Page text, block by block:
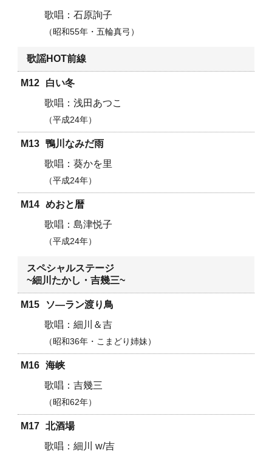
石原詢子
昭和55年・五輪真弓
歌謡HOT前線
M12
白い冬
浅田あつこ
平成24年
M13 鴨川なみだ雨
葵かを里
平成24年
M14 めおと暦
島津悦子
平成24年
スペシャルステージ
~細川たかし・吉幾三~
M15
ソ―ラン渡り鳥
細川＆吉
昭和36年・こまどり姉妹
M16 海峡
吉幾三
昭和62年
M17 北酒場
細川 w/吉